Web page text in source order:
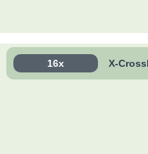
16x X-